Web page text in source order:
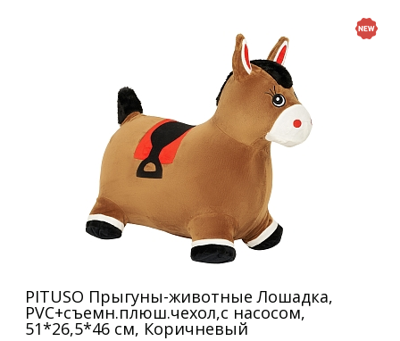
PITUSO Прыгуны-животные Лошадка,
PVC+съемн.плюш.чехол,с насосом,
51*26,5*46 см, Коричневый